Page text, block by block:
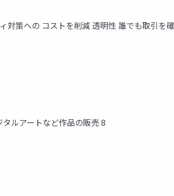
対策への コストを削減 透明性 誰でも取引を
ルアートなど作品の販売 8